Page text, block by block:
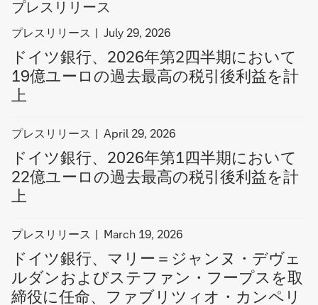
プレスリリース
filter
news
by
プ
レ
リ
ー
ス
プレスリリース July 29, 2026
上
ドイツ銀行、2026年第2四半期において
19億ユーロの過去最高の税引後利益を計
上
filter
news
by
プ
レ
リ
ー
ス
プレスリリース April 29, 2026
上
ドイツ銀行、2026年第1四半期において
22億ユーロの過去最高の税引後利益を計
上
filter
news
by
プ
レ
プレスリリース March 19, 2026
任
命
、
フ
ァ
ブ
ツ
ィ
オ
・
カ
ペ
リ
を
プ
ドイツ銀行、マリー＝ジャンヌ・デヴェ
ルダンおよびステファン・フープスを取
締役に任命、ファブリツィオ・カンペリ